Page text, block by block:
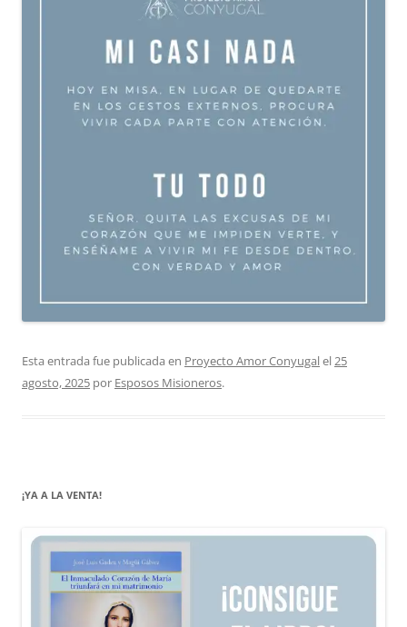
Esta entrada fue publicada en Proyecto Amor Conyugalel25
agosto, 2025 por Esposos Misioneros.
¡YA A LA VENTA!